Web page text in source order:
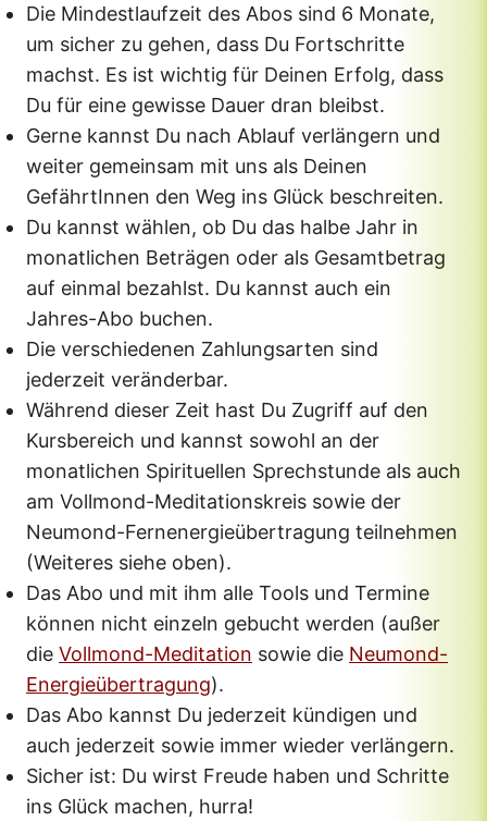
Die Mindestlaufzeit des Abos sind 6 Monate,
um sicher zu gehen, dass Du Fortschritte
machst. Es ist wichtig für Deinen Erfolg, dass
Du für eine gewisse Dauer dran bleibst.
Gerne kannst Du nach Ablauf verlängern und
weiter gemeinsam mit uns als Deinen
GefährtInnen den Weg ins Glück beschreiten.
Du kannst wählen, ob Du das halbe Jahr in
monatlichen Beträgen oder als Gesamtbetrag
auf einmal bezahlst. Du kannst auch ein
Jahres-Abo buchen.
Die verschiedenen Zahlungsarten sind
jederzeit veränderbar.
Während dieser Zeit hast Du Zugriff auf den
Kursbereich und kannst sowohl an der
monatlichen Spirituellen Sprechstunde als auch
am Vollmond-Meditationskreis sowie der
Neumond-Fernenergieübertragung teilnehmen
(Weiteres siehe oben).
Das Abo und mit ihm alle Tools und Termine
können nicht einzeln gebucht werden (außer
die Vollmond-Meditation sowie die Neumond-
Energieübertragung).
Das Abo kannst Du jederzeit kündigen und
auch jederzeit sowie immer wieder verlängern.
Sicher ist: Du wirst Freude haben und Schritte
ins Glück machen, hurra!